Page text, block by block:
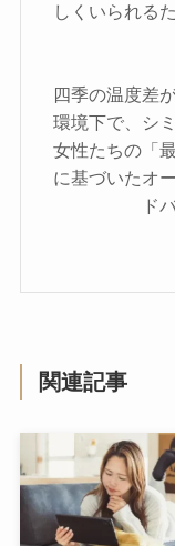
しくいられる
四季の温度差
環境下で、シ
女性たちの「
に基づいたオ
ド
関連記事